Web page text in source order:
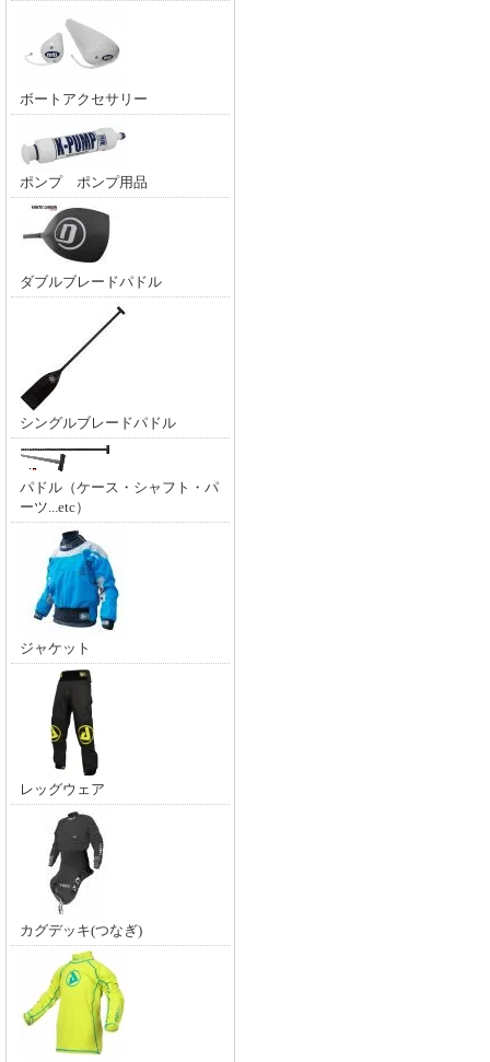
ボートアクセサリー
ポンプ ポンプ用品
ダブルブレードパドル
シングルブレードパドル
パドル（ケース・シャフト・パ
ーツ...etc）
ジャケット
レッグウェア
カグデッキ(つなぎ)